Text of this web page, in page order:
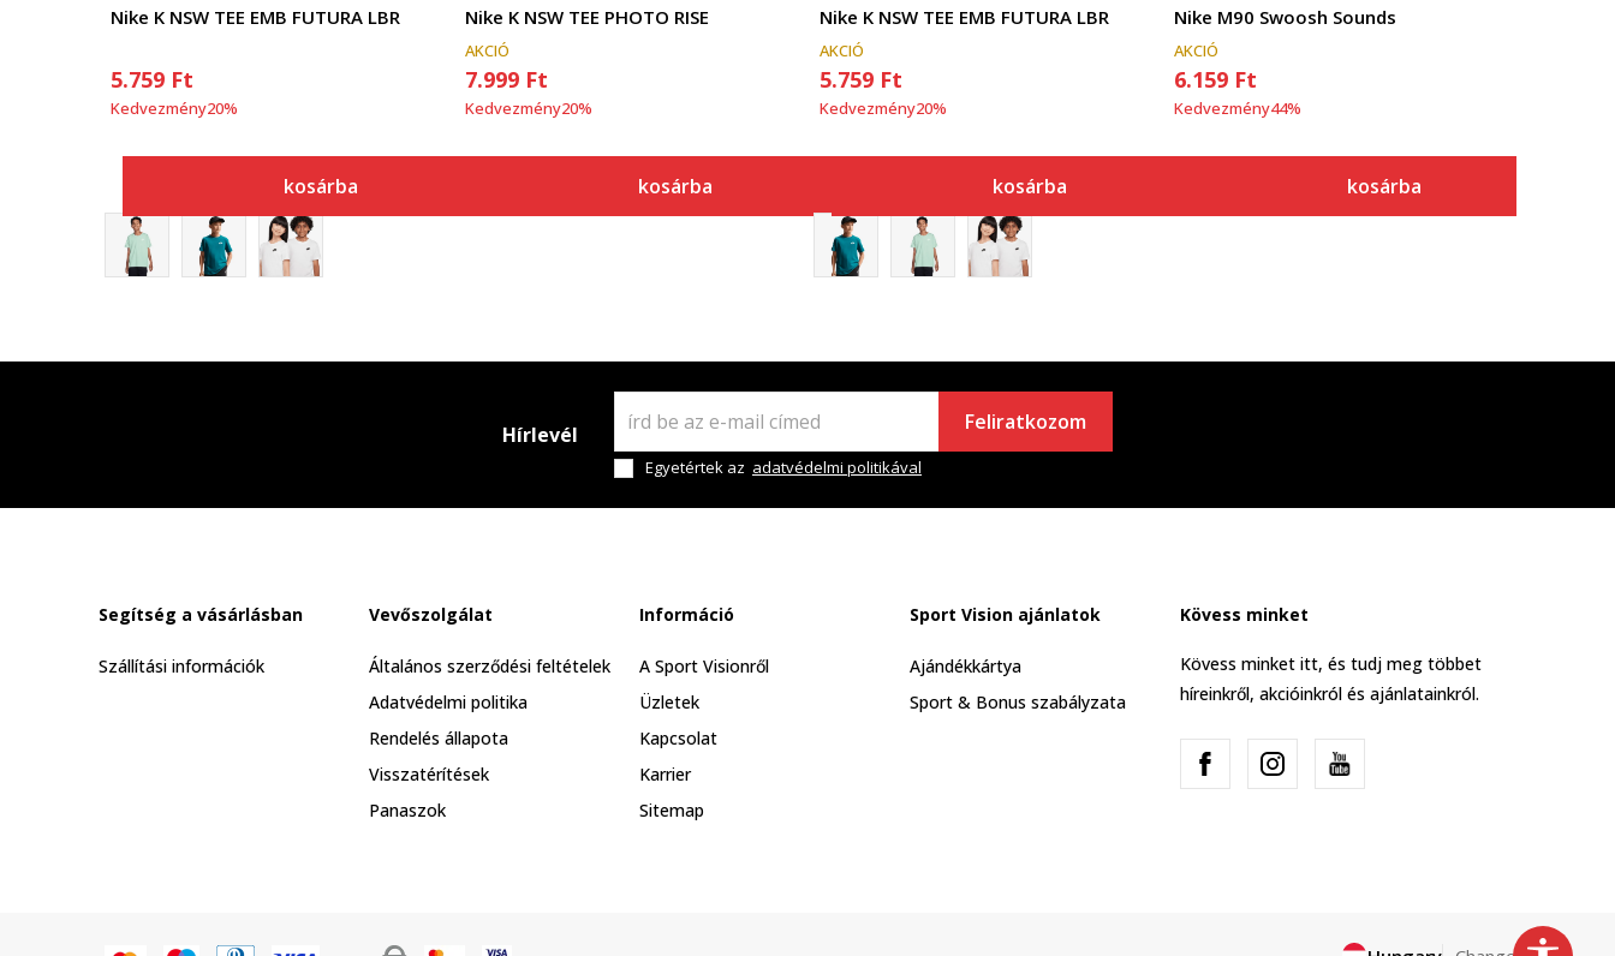
Nike K NSW TEE EMB FUTURA LBR
5.759 Ft
Kedvezmény20%
kosárba
Nike K NSW TEE PHOTO RISE
AKCIÓ
7.999 Ft
Kedvezmény20%
kosárba
Nike K NSW TEE EMB FUTURA LBR
AKCIÓ
5.759 Ft
Kedvezmény20%
kosárba
Nike M90 Swoosh Sounds
AKCIÓ
6.159 Ft
Kedvezmény44%
kosárba
Hírlevél Feliratkozom
Egyetértek az adatvédelmi politikával
Segítség a vásárlásban
Szállítási információk
Vevőszolgálat
Általános szerződési feltételek
Adatvédelmi politika
Rendelés állapota
Visszatérítések
Panaszok
Információ
A Sport Visionről
Üzletek
Kapcsolat
Karrier
Sitemap
Sport Vision ajánlatok
Ajándékkártya
Sport & Bonus szabályzata
Kövess minket
Kövess minket itt, és tudj meg többet
híreinkről, akcióinkról és ajánlatainkról.